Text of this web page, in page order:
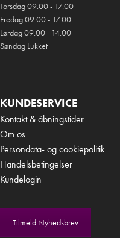
Torsdag 09.00 - 17.00
Fredag 09.00 - 17.00
Lørdag 09.00 - 14.00
Søndag Lukket
KUNDESERVICE
Kontakt & åbningstider
Om os
Persondata- og cookiepolitik
Handelsbetingelser
Kundelogin
Tilmeld Nyhedsbrev